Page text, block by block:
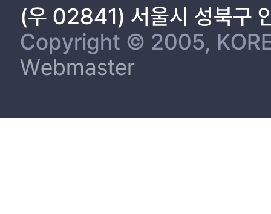
(우 02841) 서울시 성북구
Copyright © 2005,
Webmaster